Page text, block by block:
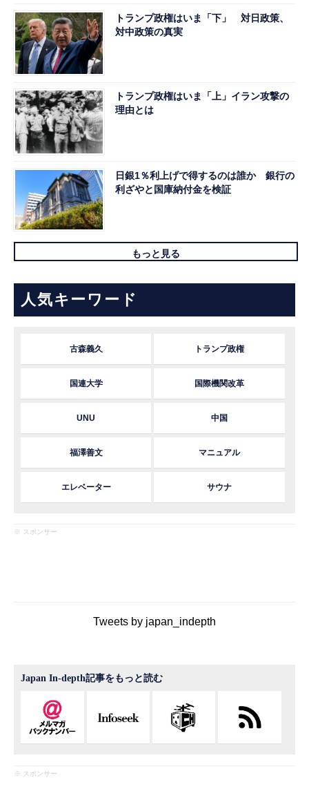
トランプ政権はいま「下」 対日政策、
対中政策の真実
トランプ政権はいま「上」イラン攻撃の
理由とは
日銀1％利上げで得するのは誰か 銀行の
利ざやと国庫納付金を検証
もっと見る
人気キーワード
古森義久 トランプ政権
国連大学 国際機関改革
UNU 中国
福澤善文 マニュアル
エレベーター サウナ
※ スポンサー
Tweets by japan_indepth
Japan In-depth記事をもっと読む
※ スポンサー